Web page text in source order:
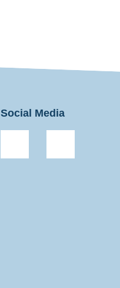
Social Media